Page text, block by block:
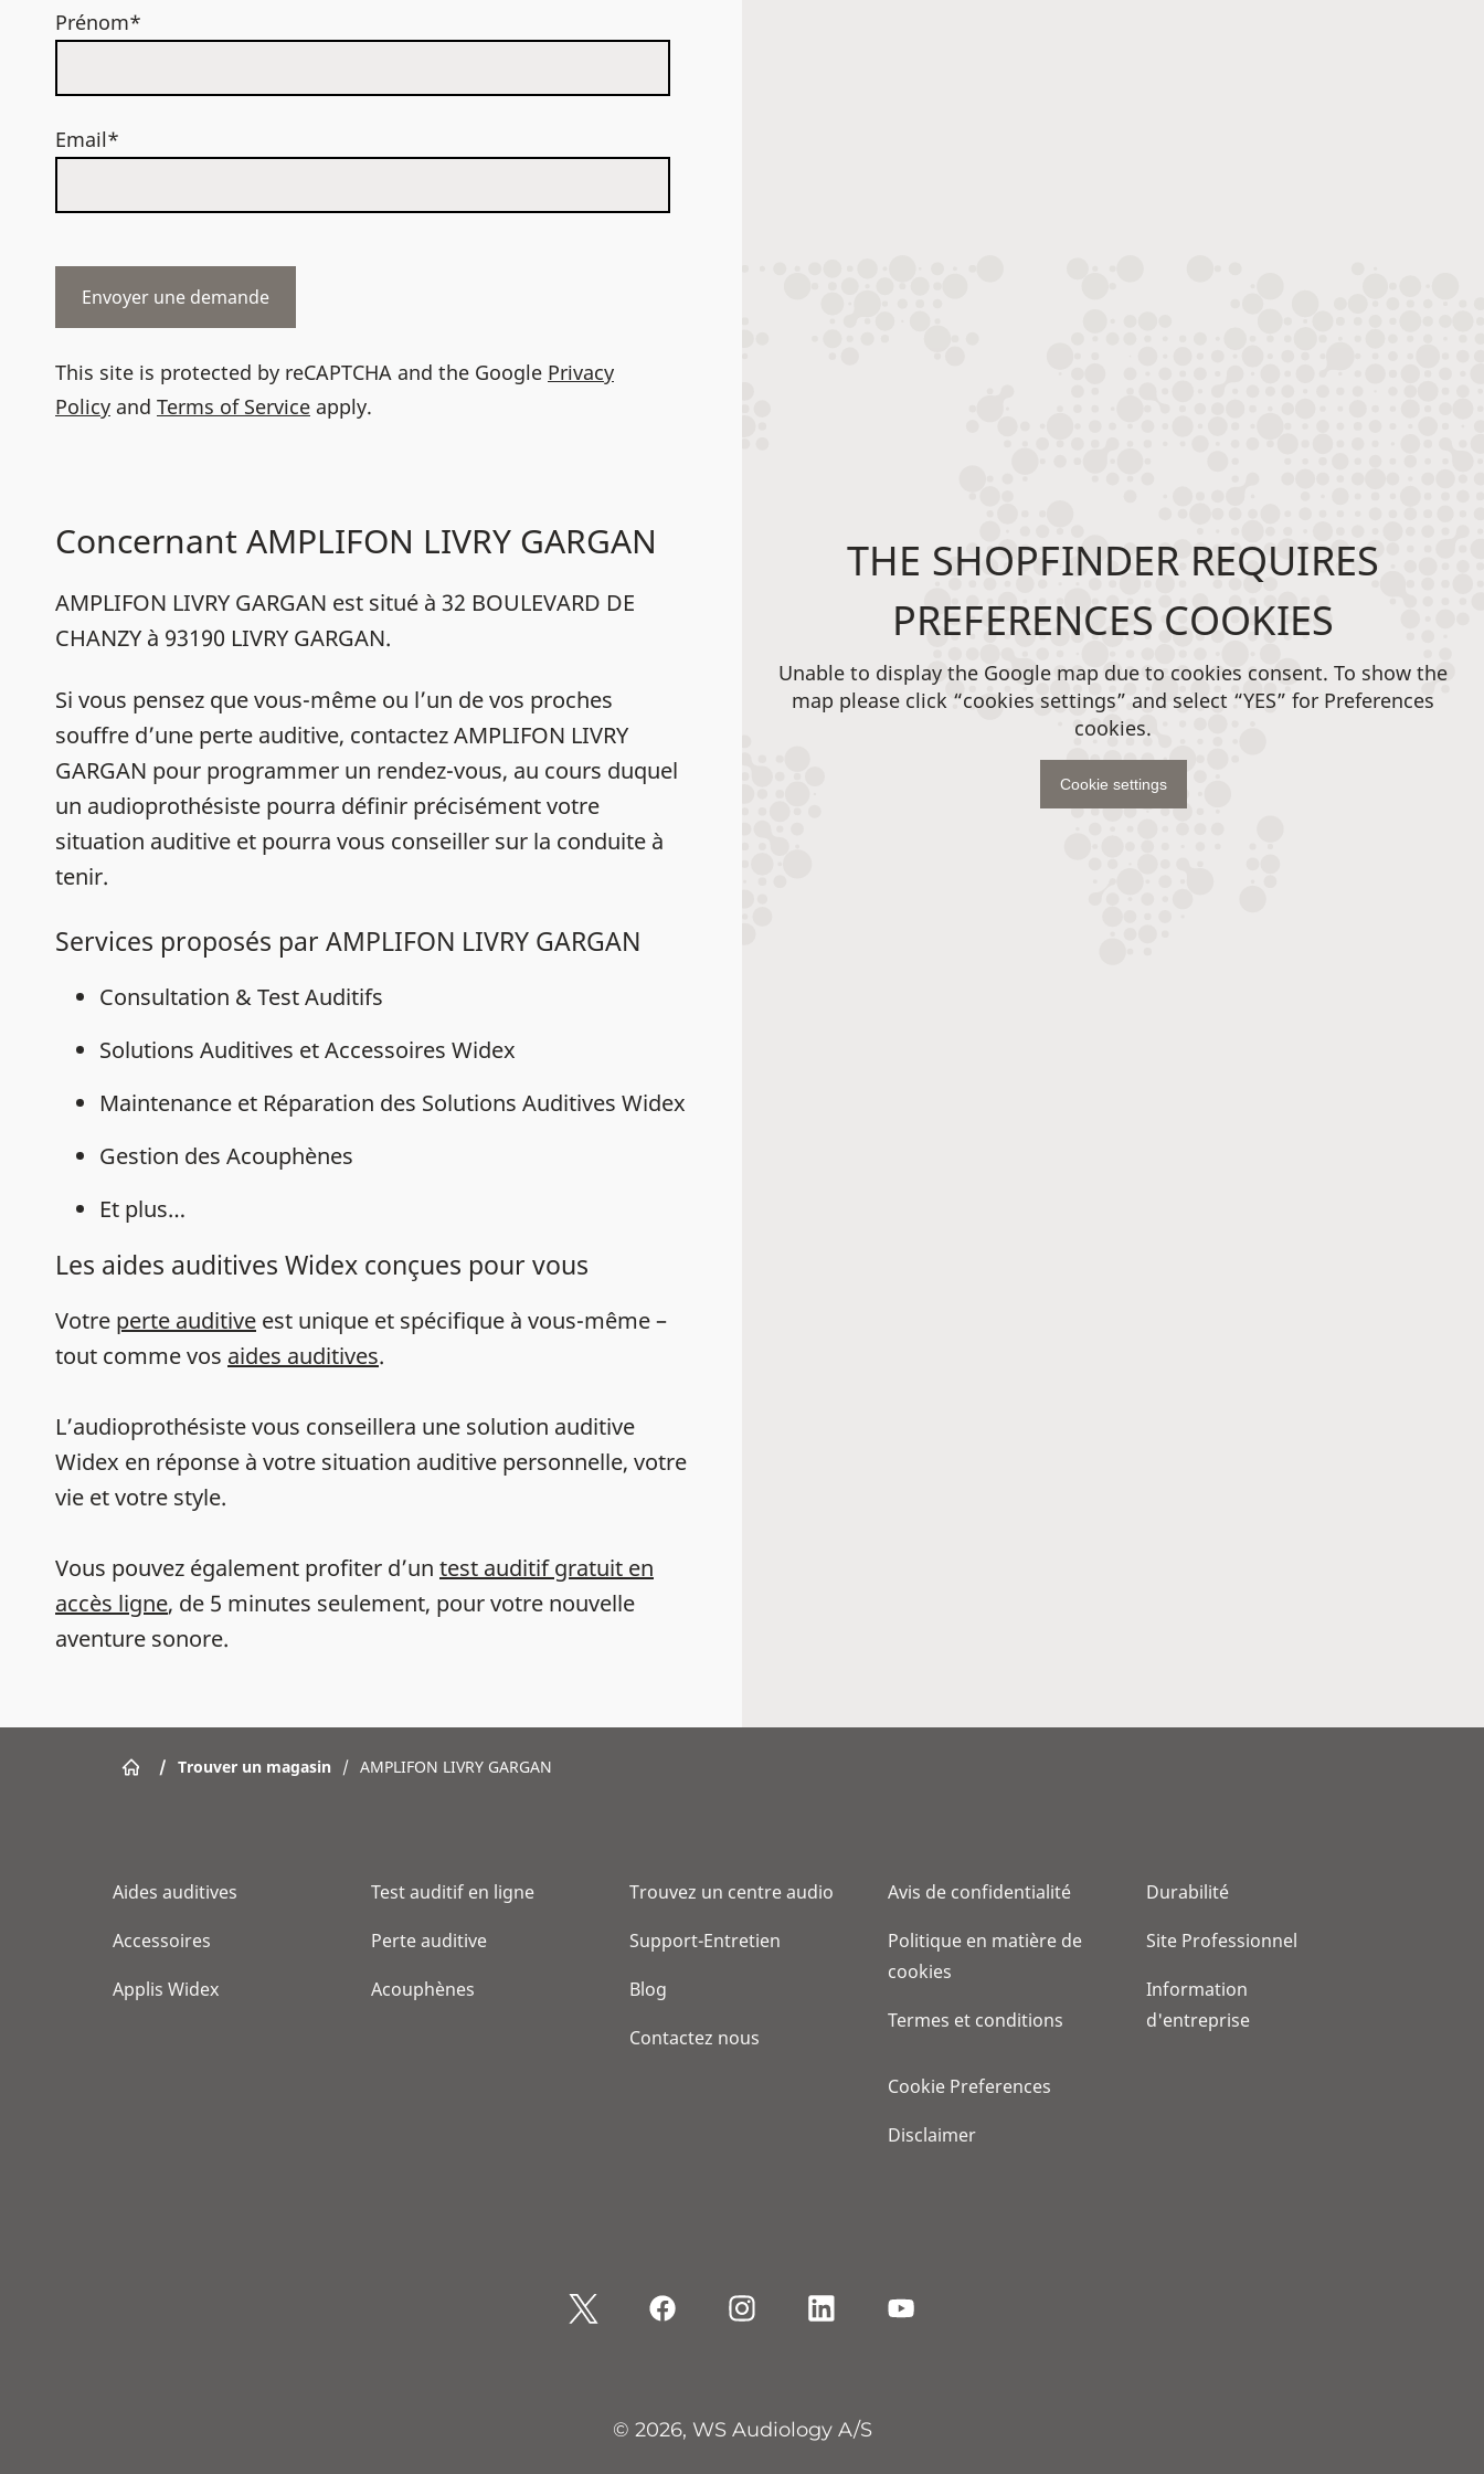
Prénom*
Email*
This site is protected by reCAPTCHA and the Google Privacy
Policy and Terms of Service apply.
Concernant AMPLIFON LIVRY GARGAN
AMPLIFON LIVRY GARGAN est situé à 32 BOULEVARD DE
CHANZY à 93190 LIVRY GARGAN.
Si vous pensez que vous-même ou l’un de vos proches
souffre d’une perte auditive, contactez AMPLIFON LIVRY
GARGAN pour programmer un rendez-vous, au cours duquel
un audioprothésiste pourra définir précisément votre
situation auditive et pourra vous conseiller sur la conduite à
tenir.
Services proposés par AMPLIFON LIVRY GARGAN
Consultation & Test Auditifs
Solutions Auditives et Accessoires Widex
Maintenance et Réparation des Solutions Auditives Widex
Gestion des Acouphènes
Et plus…
Les aides auditives Widex conçues pour vous
Votre perte auditive est unique et spécifique à vous-même –
tout comme vos aides auditives.
L’audioprothésiste vous conseillera une solution auditive
Widex en réponse à votre situation auditive personnelle, votre
vie et votre style.
Vous pouvez également profiter d’un test auditif gratuit en
accès ligne, de 5 minutes seulement, pour votre nouvelle
aventure sonore.
THE SHOPFINDER REQUIRES
PREFERENCES COOKIES
Unable to display the Google map due to cookies consent. To show the
map please click “cookies settings” and select “YES” for Preferences
cookies.
Cookie settings
/ Trouver un magasin / AMPLIFON LIVRY GARGAN
Aides auditives
Accessoires
Applis Widex
Test auditif en ligne
Perte auditive
Acouphènes
Trouvez un centre audio
Support-Entretien
Blog
Contactez nous
Avis de confidentialité
Politique en matière de
cookies
Termes et conditions
Cookie Preferences
Disclaimer
Durabilité
Site Professionnel
Information
d'entreprise
© 2026, WS Audiology A/S